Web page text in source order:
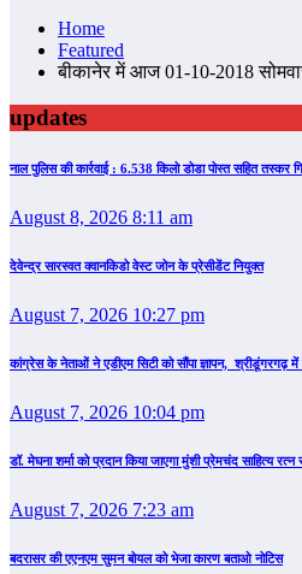
Home
Featured
बीकानेर में आज 01-10-2018
updates
नाल पुलिस की कार्रवाई : 6.538 किलो डोडा पोस्त सहित तस्कर
August 8, 2026 8:11 am
देवेन्द्र सारस्वत क्वानकिडो वेस्ट जोन के प्रेसीडेंट नियुक्त
August 7, 2026 10:27 pm
कांग्रेस के नेताओं ने एडीएम सिटी को सौंपा ज्ञापन, श्रीडूंगरगढ़ में
August 7, 2026 10:04 pm
डॉ. मेघना शर्मा को प्रदान किया जाएगा मुंशी प्रेमचंद साहित्य रत्न
August 7, 2026 7:23 am
बदरासर की एएनएम सुमन बोयल को भेजा कारण बताओ नोटिस